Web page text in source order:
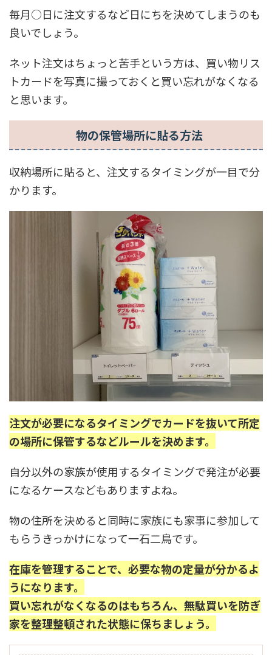
毎月○日に注文するなど日にちを決めてしまうのも
良いでしょう。
ネット注文はちょっと苦手という方は、買い物リス
トカードを写真に撮っておくと買い忘れがなくなる
と思います。
物の保管場所に貼る方法
収納場所に貼ると、注文するタイミングが一目で分
かります。
注文が必要になるタイミングでカードを抜いて所定
の場所に保管するなどルールを決めます。
自分以外の家族が使用するタイミングで発注が必要
になるケースなどもありますよね。
物の住所を決めると同時に家族にも家事に参加して
もらうきっかけになって一石二鳥です。
在庫を管理することで、必要な物の定量が分かるよ
うになります。
買い忘れがなくなるのはもちろん、無駄買いを防ぎ
家を整理整頓された状態に保ちましょう。